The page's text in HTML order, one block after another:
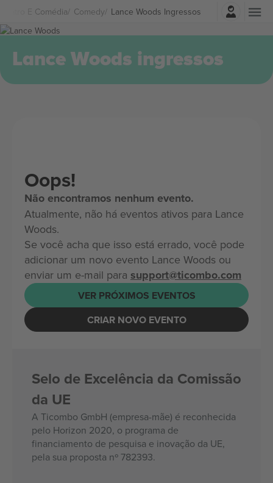
Teatro E Comédia Comedy Lance Woods Ingressos
Entrar
Lance Woods ingressos
Oops!
Não encontramos nenhum evento.
Atualmente, não há eventos ativos para Lance
Woods.
Se você acha que isso está errado, você pode
adicionar um novo evento Lance Woods ou
enviar um e-mail para support@ticombo.com
VER PRÓXIMOS EVENTOS
CRIAR NOVO EVENTO
Selo de Excelência da Comissão
da UE
A Ticombo GmbH (empresa-mãe) é reconhecida
pelo Horizon 2020, o programa de
financiamento de pesquisa e inovação da UE,
pela sua proposta nº 782393.